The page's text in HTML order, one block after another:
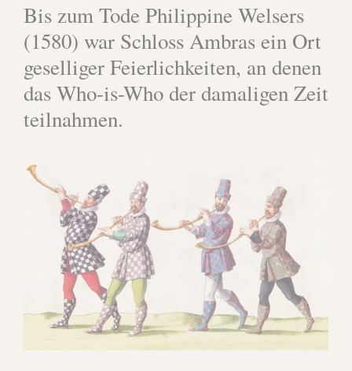
Bis zum Tode Philippine Welsers
(1580) war Schloss Ambras ein Ort
geselliger Feierlichkeiten, an denen
das Who-is-Who der damaligen Zeit
teilnahmen.